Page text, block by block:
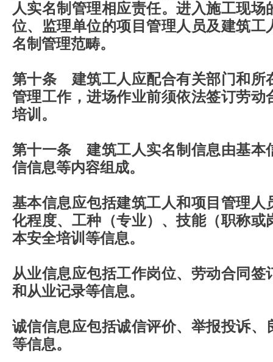
人实名制管理相应责任。进入施工现场
位、监理单位的项目管理人员及建筑工
名制管理范畴。
第十条 建筑工人应配合有关部门和所
管理工作，进场作业前须依法签订劳动
培训。
第十一条 建筑工人实名制信息由基本
信信息等内容组成。
基本信息应包括建筑工人和项目管理人
化程度、工种（专业）、技能（职称或
本安全培训等信息。
从业信息应包括工作岗位、劳动合同签
和从业记录等信息。
诚信信息应包括诚信评价、举报投诉、
等信息。